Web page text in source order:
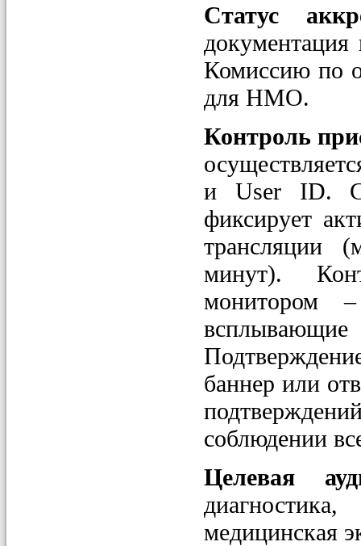
Статус
Комиссию по
для НМО.
Контроль
и User ID.
фиксирует
трансляции
минут).
монитором
баннер или
соблюдении
Целевая
медицинская